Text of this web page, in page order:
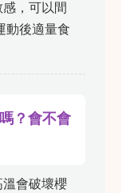
，可以間
動後適量食
？會不會
會破壞櫻